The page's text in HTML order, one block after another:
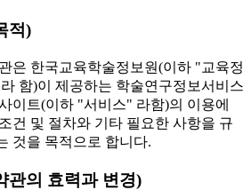
적)
은 한국교육학술정보원(이하 "교육정
함)이 제공하는 학술연구정보서비스
이트(이하 "서비스" 라함)의 이용에
건 및 절차와 기타 필요한 사항을 규
것을 목적으로 합니다.
관의 효력과 변경)